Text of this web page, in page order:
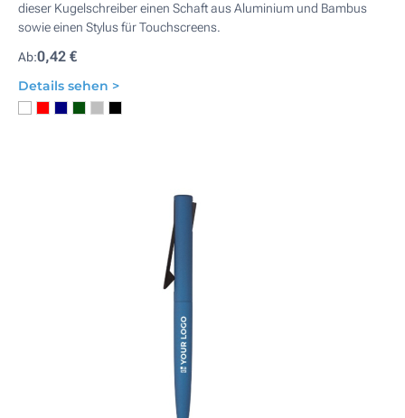
dieser Kugelschreiber einen Schaft aus Aluminium und Bambus
sowie einen Stylus für Touchscreens.
Ab:0,42 €
Details sehen >